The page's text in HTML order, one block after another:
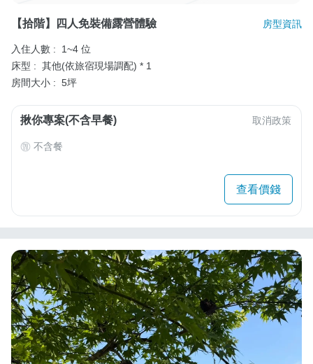
【拾階】四人免裝備露營體驗 房型資訊
入住人數 :
1~4 位
床型 : 其他(依旅宿現場調配) * 1
房間大小 : 5坪
揪你專案(不含早餐) 取消政策
不含餐
查看價錢